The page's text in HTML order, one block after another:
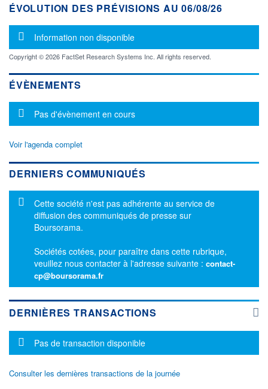
ÉVOLUTION DES PRÉVISIONS AU 06/08/26
Message d'information
Information non disponible
Copyright © 2026 FactSet Research Systems Inc. All rights reserved.
ÉVÈNEMENTS
Message d'information
Pas d'évènement en cours
Voir l'agenda complet
DERNIERS COMMUNIQUÉS
Message d'information
Cette société n'est pas adhérente au service de
diffusion des communiqués de presse sur
Boursorama.
Sociétés cotées, pour paraître dans cette rubrique,
veuillez nous contacter à l'adresse suivante : contact-
cp@boursorama.fr
DERNIÈRES TRANSACTIONS
Message d'information
Pas de transaction disponible
Consulter les dernières transactions de la journée